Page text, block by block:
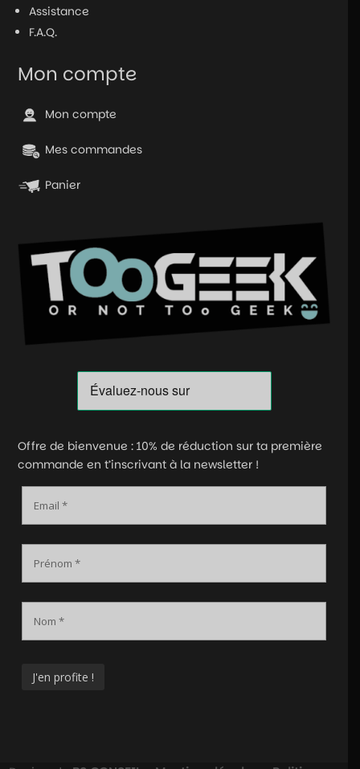
Assistance
F.A.Q.
Mon compte
Mon compte
Mes commandes
Panier
Offre de bienvenue : 10% de réduction sur ta première
commande en t’inscrivant à la newsletter !